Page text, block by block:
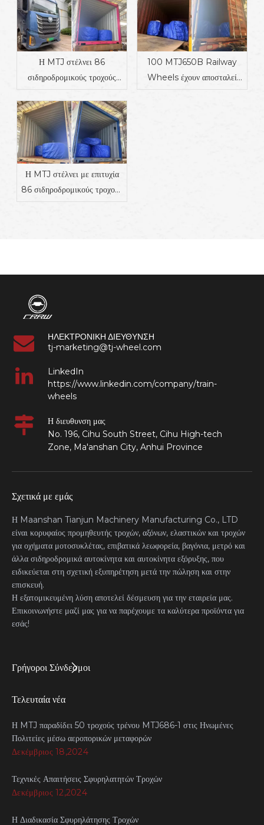
Η MTJ στέλνει 86
σιδηροδρομικούς τροχούς
έργων σιδηροδρομικών
μεταφορών
100 MTJ650B Railway
Wheels έχουν αποσταλεί
Η MTJ στέλνει με επιτυχία
86 σιδηροδρομικούς τροχούς
ΗΛΕΚΤΡΟΝΙΚΗ ΔΙΕΥΘΥΝΣΗ
tj-marketing@tj-wheel.com
LinkedIn
https://www.linkedin.com/company/train-
wheels
Η διευθυνση μας
No. 196, Cihu South Street, Cihu High-tech
Zone, Ma'anshan City, Anhui Province
Σχετικά με εμάς
Η Maanshan Tianjun Machinery Manufacturing Co., LTD
είναι κορυφαίος προμηθευτής τροχών, αξόνων, ελαστικών και τροχών
για οχήματα μοτοσυκλέτας, επιβατικά λεωφορεία, βαγόνια, μετρό και
άλλα σιδηροδρομικά αυτοκίνητα και αυτοκίνητα εξόρυξης, που
ειδικεύεται στη σχετική εξυπηρέτηση μετά την πώληση και στην
επισκευή.
Η εξατομικευμένη λύση αποτελεί δέσμευση για την εταιρεία μας.
Επικοινωνήστε μαζί μας για να παρέχουμε τα καλύτερα προϊόντα για
εσάς!
Γρήγοροι Σύνδεσμοι
Τελευταία νέα
Η MTJ παραδίδει 50 τροχούς τρένου MTJ686-1 στις Ηνωμένες
Πολιτείες μέσω αεροπορικών μεταφορών
Δεκέμβριος 18,2024
Τεχνικές Απαιτήσεις Σφυρηλατητών Τροχών
Δεκέμβριος 12,2024
Η Διαδικασία Σφυρηλάτησης Τροχών